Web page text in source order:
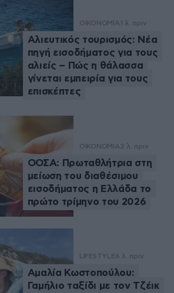
ΟΙΚΟΝΟΜΙΑ 1 λ. πριν
Αλιευτικός τουρισμός: Νέα
πηγή εισοδήματος για τους
αλιείς – Πώς η θάλασσα
γίνεται εμπειρία για τους
επισκέπτες
ΟΙΚΟΝΟΜΙΑ 2 λ. πριν
ΟΟΣΑ: Πρωταθλήτρια στη
μείωση του διαθέσιμου
εισοδήματος η Ελλάδα το
πρώτο τρίμηνο του 2026
LIFESTYLE6 λ. πριν
Αμαλία Κωστοπούλου:
Γαμήλιο ταξίδι με τον Τζέικ